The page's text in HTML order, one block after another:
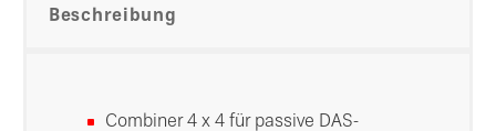
Beschreibung
Combiner 4 x 4 für passive DAS-